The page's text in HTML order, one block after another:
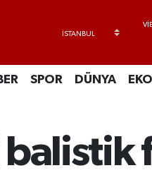
SPOR DÜNYA